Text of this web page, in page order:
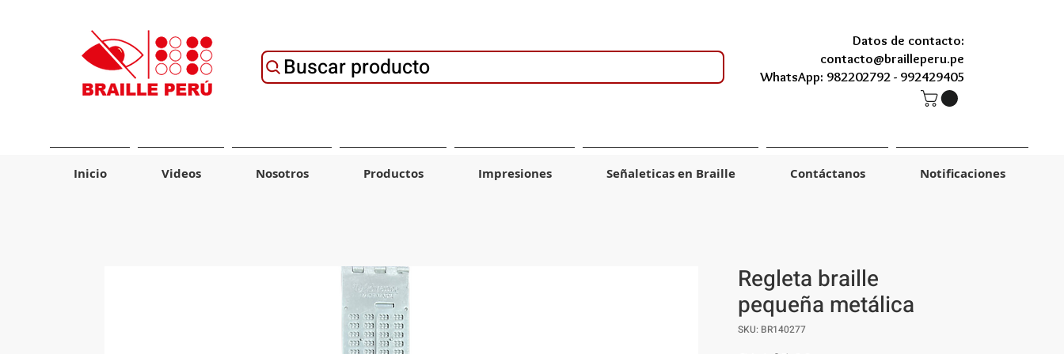
Datos de contacto:
contacto@brailleperu.pe
WhatsApp: 982202792 - 992429405
Buscar producto
Inicio Videos Nosotros Productos Impresiones Señaleticas en Braille Contáctanos Notificaciones
Regleta braille
pequeña metálica
SKU: BR140277